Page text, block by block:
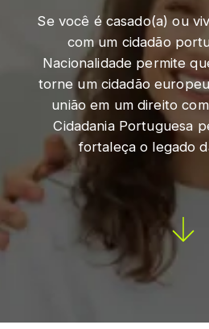
Se você é casado(a) ou
com um cidadão
Nacionalidade permite
torne um cidadão
união em um direito
Cidadania Portuguesa
fortaleça o legado